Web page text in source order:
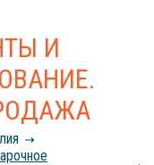
И